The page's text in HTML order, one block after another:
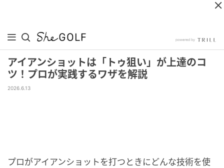
アイアンショットは「トゥ狙い」が上達のコ
ツ！プロが実践するワザを解説
2026.6.13
プロがアイアンショットを打つときにどんな技術を使